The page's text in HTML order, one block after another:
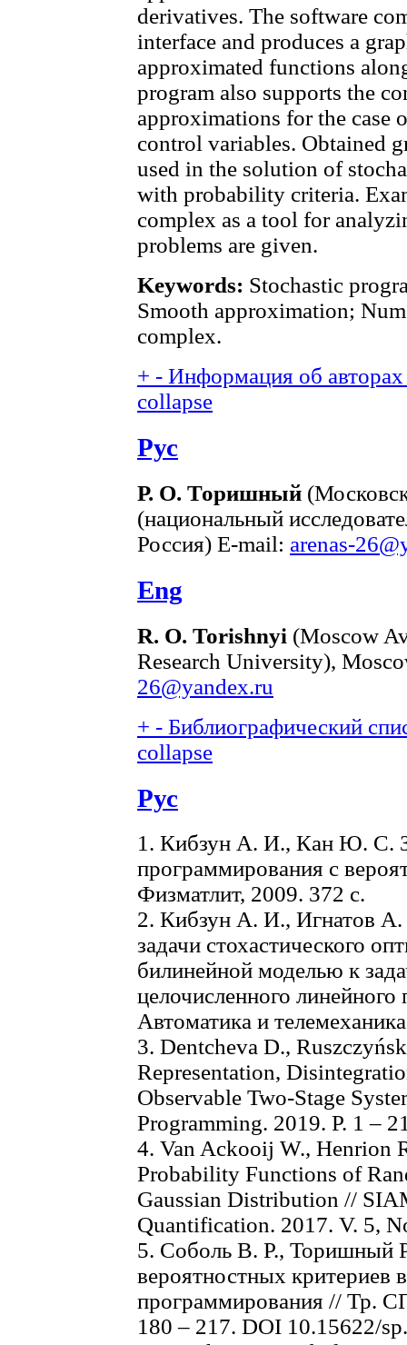
derivatives. The software
interface and produces a
approximated functions
program also supports the
approximations for the case
control variables. Obtained
used in the solution of
with probability criteria.
complex as a tool for
problems are given.
Keywords: Stochastic
Smooth approximation;
complex.
+ - Информация об
collapse
Рус
Р. О. Торишный
(национальный
Россия) E-mail: arenas-
Eng
R. O. Torishnyi (Moscow
Research University),
26@yandex.ru
+ - Библиографический
collapse
Рус
1. Кибзун A. И., Кан Ю. С.
программирования с
Физматлит, 2009. 372 с.
2. Кибзун А. И., Игнатов
задачи стохастического
билинейной моделью к
целочисленного
Автоматика и
3. Dentcheva D.,
Representation,
Observable Two-Stage
Programming. 2019. P. 1 ‒
4. Van Ackooij W., Henrion
Probability Functions of
Gaussian Distribution //
Quantification. 2017. V. 5,
5. Соболь В. Р., Торишный
вероятностных критериев
программирования // Тр.
180 ‒ 217. DOI 10.15622/